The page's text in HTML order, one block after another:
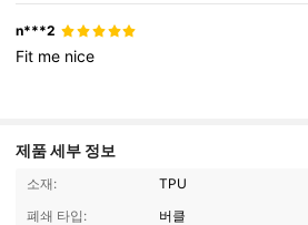
n***2
Fit me nice
제품 세부 정보
소재:
TPU
폐쇄 타입:
버클